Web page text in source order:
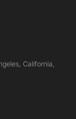
California,